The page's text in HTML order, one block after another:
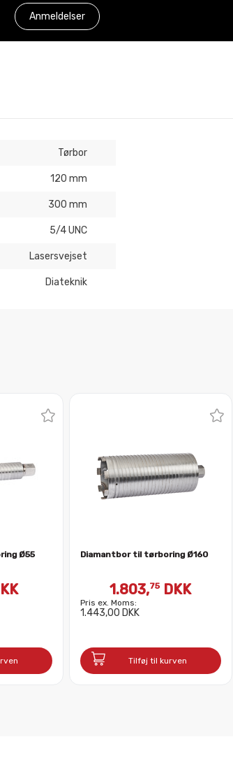
Anmeldelser
Tørbor
120 mm
300 mm
5/4 UNC
Lasersvejset
Diateknik
Ø55 Diamantbor til tørboring Ø160
1.803,75 DKK
Pris ex. Moms:
1.443,00 DKK
Tilføj til kurven